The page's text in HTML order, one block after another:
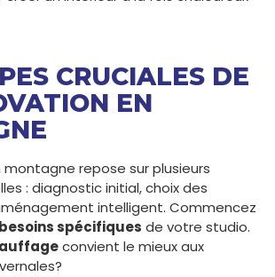
CRUCIALES DE
EN
repose sur plusieurs
: diagnostic initial, choix des
intelligent. Commencez
besoins spécifiques de votre studio.
convient le mieux aux